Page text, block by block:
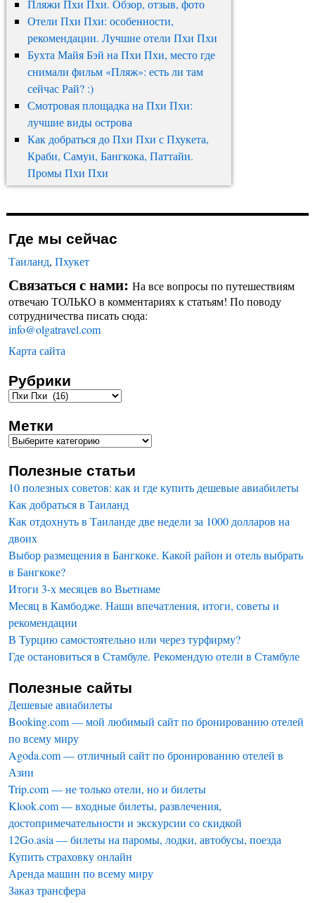
Пляжи Пхи Пхи. Обзор, отзыв, фото
Отели Пхи Пхи: особенности,
рекомендации. Лучшие отели Пхи Пхи
Бухта Майя Бэй на Пхи Пхи, место где
снимали фильм «Пляж»: есть ли там
сейчас Рай? :)
Смотровая площадка на Пхи Пхи:
лучшие виды острова
Как добраться до Пхи Пхи с Пхукета,
Краби, Самуи, Бангкока, Паттайи.
Промы Пхи Пхи
Где мы сейчас
Таиланд, Пхукет
Связаться с нами: На все вопросы по путешествиям
отвечаю ТОЛЬКО в комментариях к статьям! По поводу
сотрудничества писать сюда:
info@olgatravel.com
Карта сайта
Рубрики
Метки
Полезные статьи
10 полезных советов: как и где купить дешевые авиабилеты
Как добраться в Таиланд
Как отдохнуть в Таиланде две недели за 1000 долларов на
двоих
Выбор размещения в Бангкоке. Какой район и отель выбрать
в Бангкоке?
Итоги 3-х месяцев во Вьетнаме
Месяц в Камбодже. Наши впечатления, итоги, советы и
рекомендации
В Турцию самостоятельно или через турфирму?
Где остановиться в Стамбуле. Рекомендую отели в Стамбуле
Полезные сайты
Дешевые авиабилеты
Booking.com — мой любимый сайт по бронированию отелей
по всему миру
Agoda.com — отличный сайт по бронированию отелей в
Азии
Trip.com — не только отели, но и билеты
Klook.com — входные билеты, развлечения,
достопримечательности и экскурсии со скидкой
12Go.asia — билеты на паромы, лодки, автобусы, поезда
Купить страховку онлайн
Аренда машин по всему миру
Заказ трансфера